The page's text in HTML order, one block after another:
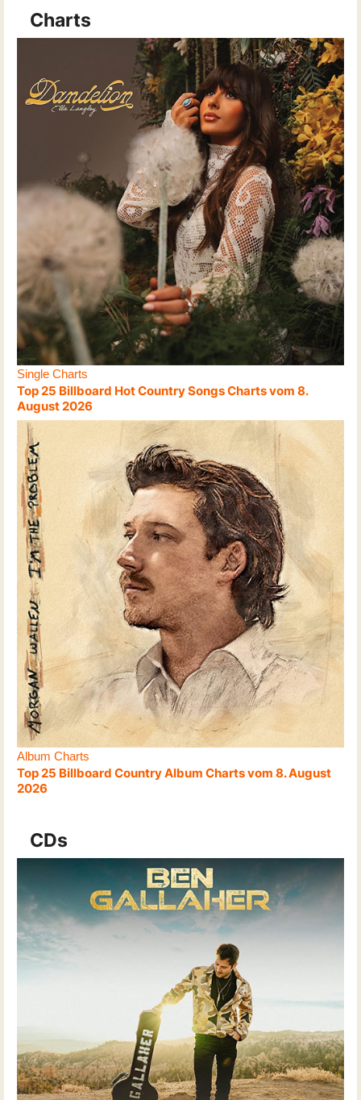
Charts
Single Charts
Top 25 Billboard Hot Country Songs Charts vom 8.
August 2026
Album Charts
Top 25 Billboard Country Album Charts vom 8. August
2026
CDs